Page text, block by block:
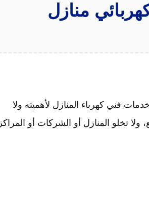
/50300943/فني كهربائي منازل
فني كهرباء المنازل لأهميته ولا
تخلو المنازل أو الشركات أو المراكز